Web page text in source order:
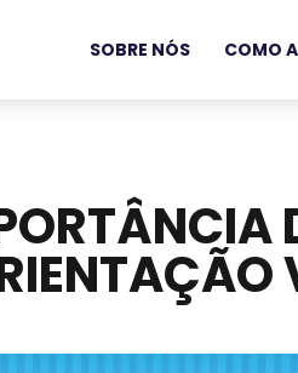
SOBRE NÓS COMO